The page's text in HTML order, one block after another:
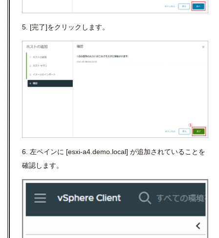
5. [完了]をクリックします。
6. 左ペインに [esxi-a4.demo.local] が追加されていることを
確認します。